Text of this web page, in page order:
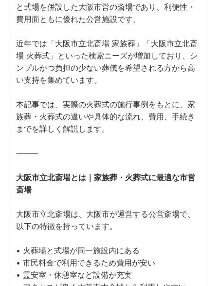
と式場を併設した大阪市営の斎場であり、利便性・
費用面ともに優れた公営施設です。
近年では「大阪市立北斎場 家族葬」「大阪市立北斎
場 火葬式」といった検索ニーズが増加しており、シ
ンプルかつ負担の少ない葬儀を希望される方から高
い支持を集めています。
本記事では、実際の火葬式の施行事例をもとに、家
族葬・火葬式の違いや具体的な流れ、費用、手続き
までを詳しく解説します。
⸻
大阪市立北斎場とは｜家族葬・火葬式に最適な市営
斎場
大阪市立北斎場は、大阪市が運営する公営斎場で、
以下の特徴を持っています。
• 火葬場と式場が同一施設内にある
• 市民料金で利用できるため費用が安い
• 霊安室・休憩室など設備が充実